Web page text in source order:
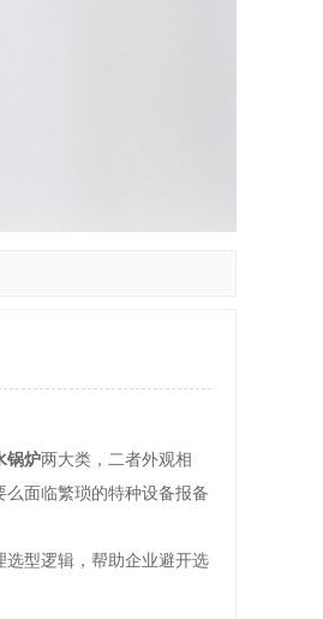
锅炉两大类，二者外观相
面临繁琐的特种设备报备
型逻辑，帮助企业避开选